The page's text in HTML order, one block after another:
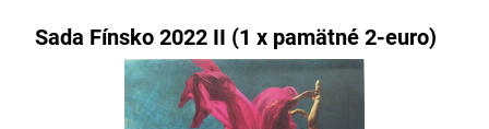
Sada Fínsko 2022 II (1 x pamätné 2-euro)